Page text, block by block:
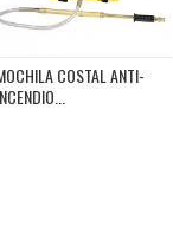
COSTAL ANTI-